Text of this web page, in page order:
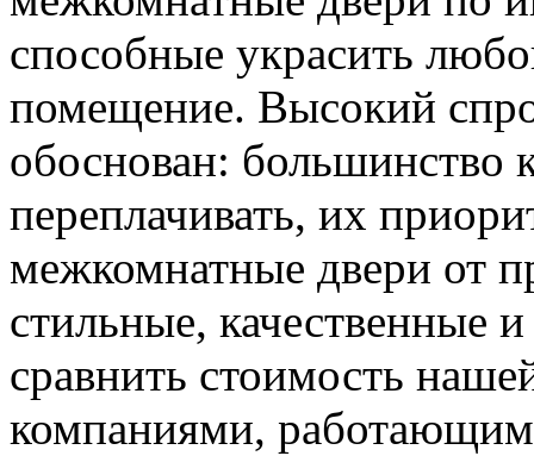
способные украсить
помещение. Высокий
обоснован: большинство
переплачивать, их
межкомнатные двери от
стильные, качественные
сравнить стоимость
компаниями,